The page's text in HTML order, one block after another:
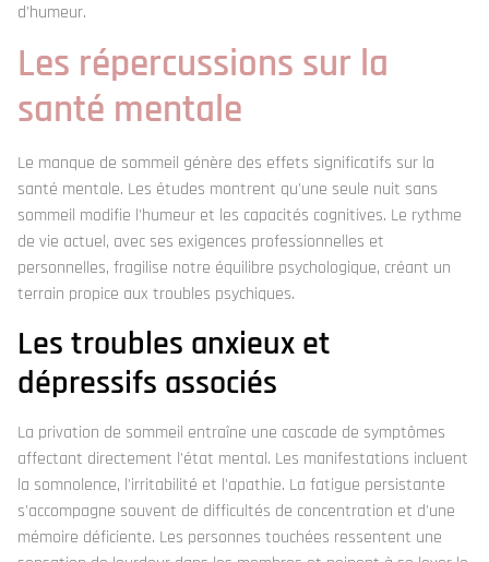
d'humeur.
Les répercussions sur la
santé mentale
Le manque de sommeil génère des effets significatifs sur la
santé mentale. Les études montrent qu'une seule nuit sans
sommeil modifie l'humeur et les capacités cognitives. Le rythme
de vie actuel, avec ses exigences professionnelles et
personnelles, fragilise notre équilibre psychologique, créant un
terrain propice aux troubles psychiques.
Les troubles anxieux et
dépressifs associés
La privation de sommeil entraîne une cascade de symptômes
affectant directement l'état mental. Les manifestations incluent
la somnolence, l'irritabilité et l'apathie. La fatigue persistante
s'accompagne souvent de difficultés de concentration et d'une
mémoire déficiente. Les personnes touchées ressentent une